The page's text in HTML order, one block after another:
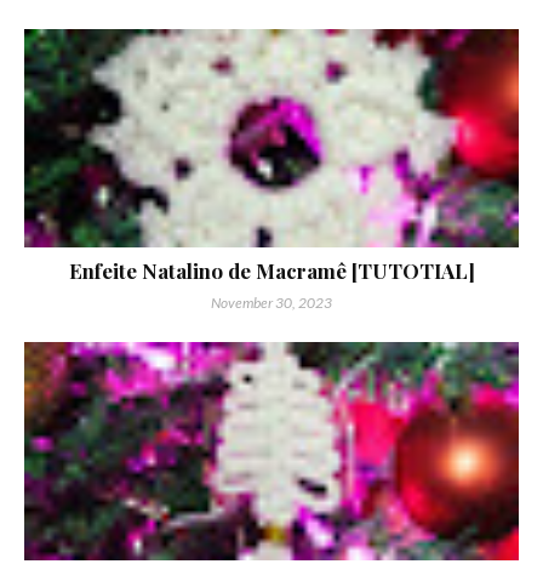
Enfeite Natalino de Macramê [TUTOTIAL]
November 30, 2023